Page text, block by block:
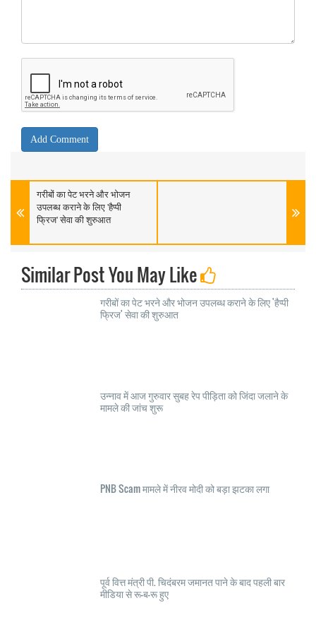
गरीबों का पेट भरने और भोजन
उपलब्ध कराने के लिए 'हैप्पी
फ्रिज' सेवा की शुरुआत
Similar Post You May Like
गरीबों का पेट भरने और भोजन उपलब्ध कराने के लिए 'हैप्पी
फ्रिज' सेवा की शुरुआत
उन्नाव में आज गुरुवार सुबह रेप पीड़िता को जिंदा जलाने के
मामले की जांच शुरू
PNB Scam मामले में नीरव मोदी को बड़ा झटका लगा
पूर्व वित्त मंत्री पी. चिदंबरम जमानत पाने के बाद पहली बार
मीडिया से रू-ब-रू हुए